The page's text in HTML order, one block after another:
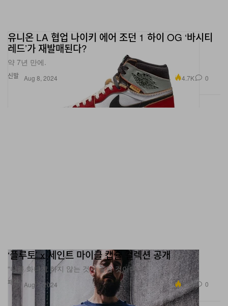
신발
유니온 LA 협업 나이키 에어 조던 1 하이 OG ‘바시티
레드’가 재발매된다?
약 7년 만에.
Aug 8, 2024 4.7K 0
패션
‘플루토’ x 세인트 마이클 캡슐 컬렉션 공개
“나를 화나게 하지 않는 것이 좋을 것이다.”
Aug 7, 2024 2.3K 0